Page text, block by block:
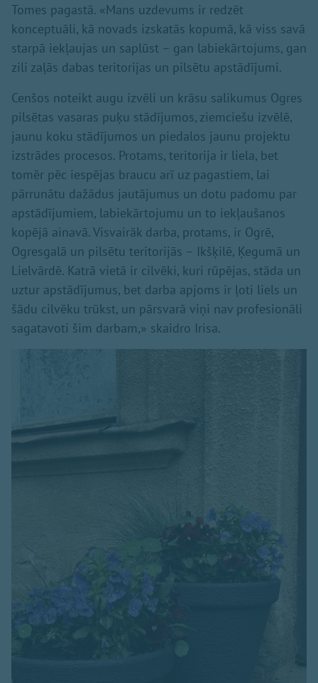
Tomes pagastā. «Mans uzdevums ir redzēt
konceptuāli, kā novads izskatās kopumā, kā viss savā
starpā iekļaujas un saplūst – gan labiekārtojums, gan
zili zaļās dabas teritorijas un pilsētu apstādījumi.
Cenšos noteikt augu izvēli un krāsu salikumus Ogres
pilsētas vasaras puķu stādījumos, ziemciešu izvēlē,
jaunu koku stādījumos un piedalos jaunu projektu
izstrādes procesos. Protams, teritorija ir liela, bet
tomēr pēc iespējas braucu arī uz pagastiem, lai
pārrunātu dažādus jautājumus un dotu padomu par
apstādījumiem, labiekārtojumu un to iekļaušanos
kopējā ainavā. Visvairāk darba, protams, ir Ogrē,
Ogresgalā un pilsētu teritorijās – Ikšķilē, Ķegumā un
Lielvārdē. Katrā vietā ir cilvēki, kuri rūpējas, stāda un
uztur apstādījumus, bet darba apjoms ir ļoti liels un
šādu cilvēku trūkst, un pārsvarā viņi nav profesionāli
sagatavoti šim darbam,» skaidro Irisa.